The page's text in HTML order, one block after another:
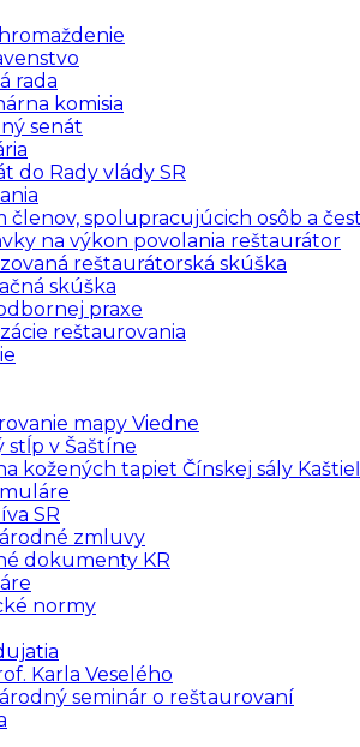
rada
komisia
senát
do Rady vlády SR
členov, spolupracujúcich osôb a
na výkon povolania reštaurátor
reštaurátorská skúška
skúška
praxe
reštaurovania
mapy Viedne
stĺp v Šaštíne
kožených tapiet Čínskej sály
SR
zmluvy
dokumenty KR
normy
Karla Veselého
seminár o reštaurovaní